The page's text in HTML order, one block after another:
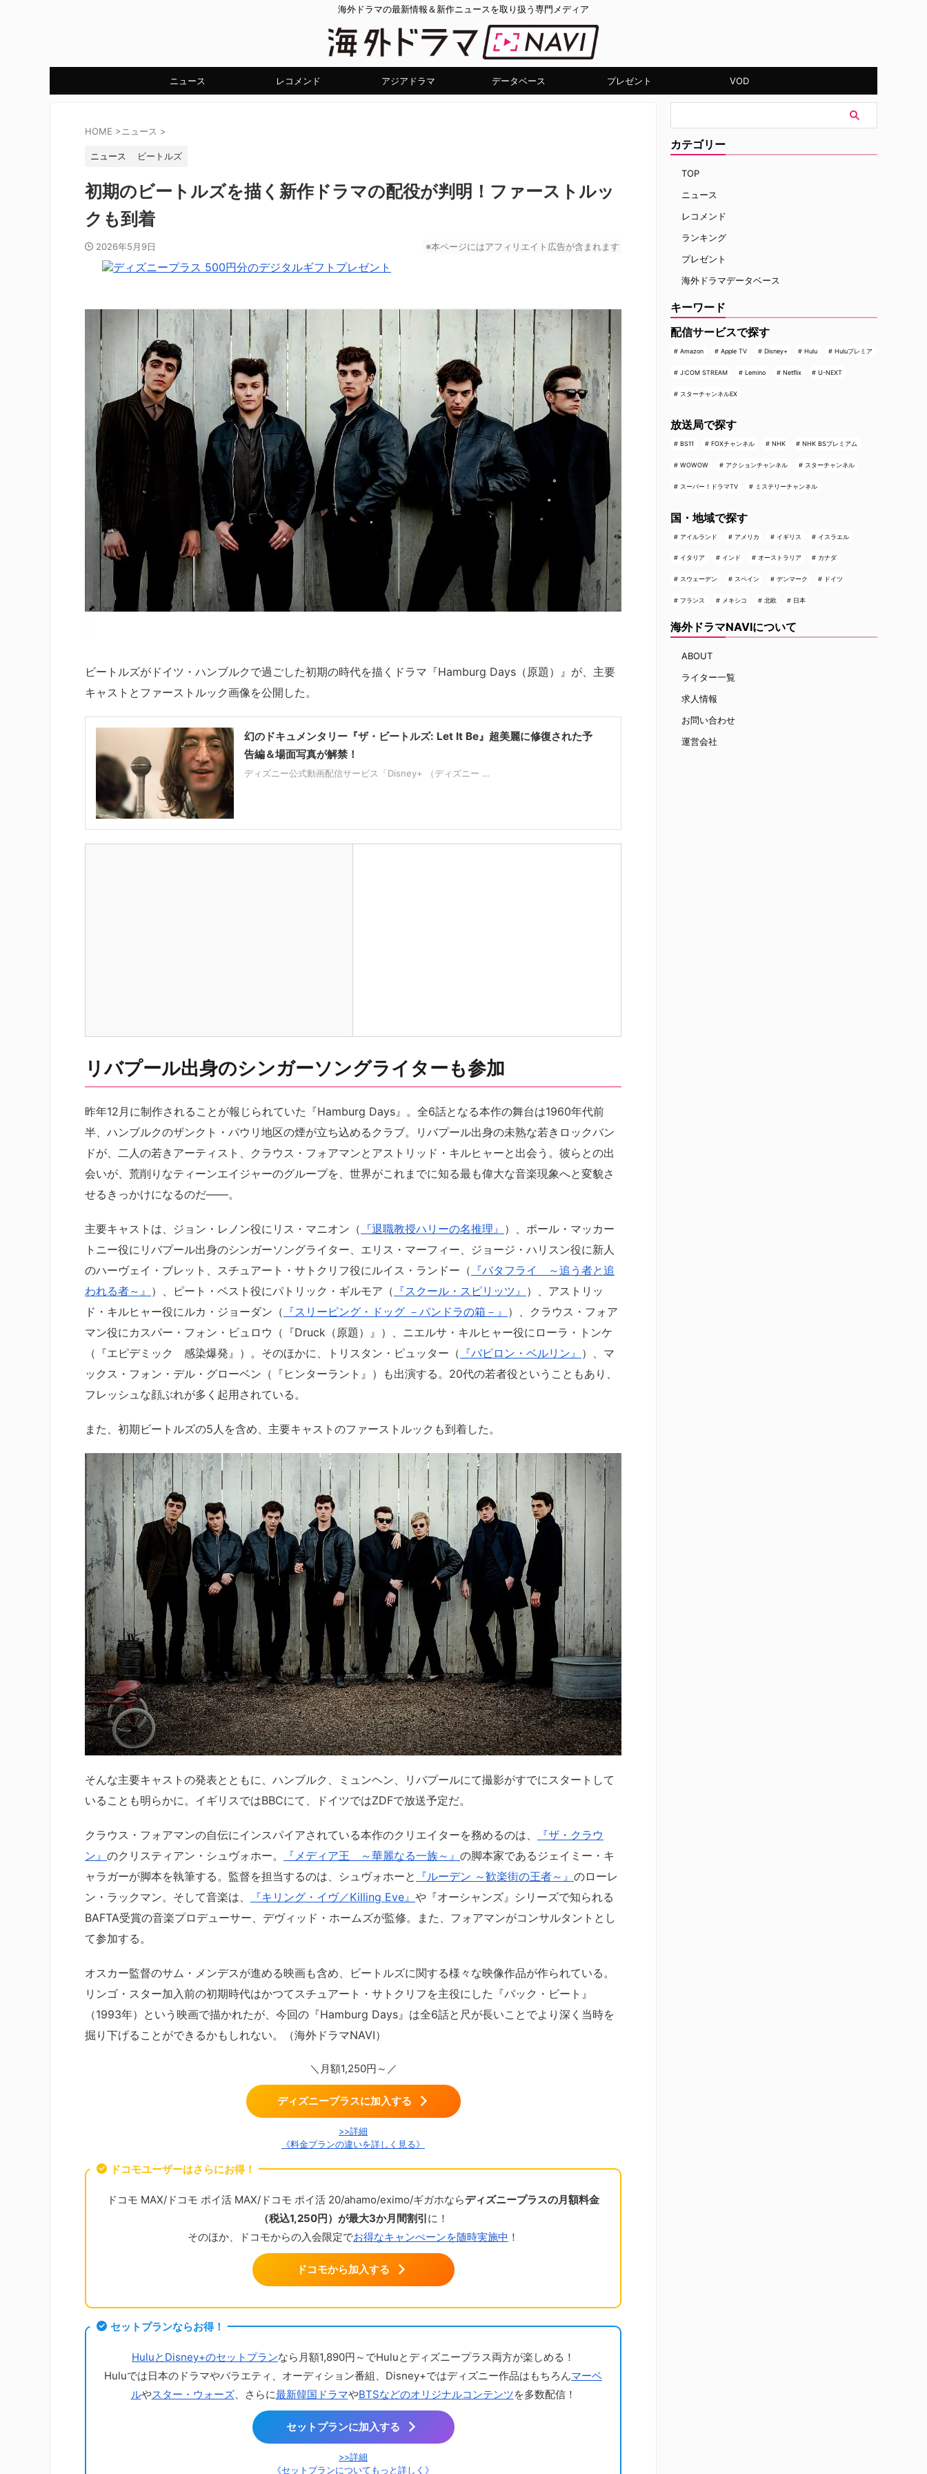
海外ドラマの最新情報＆新作ニュースを取り扱う専門メディア
ニュース レコメンド アジアドラマ データベース プレゼント VOD
HOME >ニュース >
ニュース ビートルズ
初期のビートルズを描く新作ドラマの配役が判明！ファーストルッ
クも到着
2026年5月9日 ※本ページにはアフィリエイト広告が含まれます
ビートルズがドイツ・ハンブルクで過ごした初期の時代を描くドラマ『Hamburg Days（原題）』が、主要
キャストとファーストルック画像を公開した。
幻のドキュメンタリー『ザ・ビートルズ: Let It Be』超美麗に修復された予
告編＆場面写真が解禁！
ディズニー公式動画配信サービス「Disney+ （ディズニー …
リバプール出身のシンガーソングライターも参加
昨年12月に制作されることが報じられていた『Hamburg Days』。全6話となる本作の舞台は1960年代前
半、ハンブルクのザンクト・パウリ地区の煙が立ち込めるクラブ。リバプール出身の未熟な若きロックバン
ドが、二人の若きアーティスト、クラウス・フォアマンとアストリッド・キルヒャーと出会う。彼らとの出
会いが、荒削りなティーンエイジャーのグループを、世界がこれまでに知る最も偉大な音楽現象へと変貌さ
せるきっかけになるのだ――。
主要キャストは、ジョン・レノン役にリス・マニオン（ 『退職教授ハリーの名推理』 ）、ポール・マッカー
トニー役にリバプール出身のシンガーソングライター、エリス・マーフィー、ジョージ・ハリスン役に新人
のハーヴェイ・ブレット、スチュアート・サトクリフ役にルイス・ランドー（ 『バタフライ ～追う者と追
われる者～』 ）、ピート・ベスト役にパトリック・ギルモア（ 『スクール・スピリッツ』 ）、アストリッ
ド・キルヒャー役にルカ・ジョーダン（ 『スリーピング・ドッグ －パンドラの箱－』 ）、クラウス・フォア
マン役にカスパー・フォン・ビュロウ（『Druck（原題）』）、ニエルサ・キルヒャー役にローラ・トンケ
（『エピデミック 感染爆発』）。そのほかに、トリスタン・ピュッター（ 『バビロン・ベルリン』 ）、マ
ックス・フォン・デル・グローベン（『ヒンターラント』）も出演する。20代の若者役ということもあり、
フレッシュな顔ぶれが多く起用されている。
また、初期ビートルズの5人を含め、主要キャストのファーストルックも到着した。
そんな主要キャストの発表とともに、ハンブルク、ミュンヘン、リバプールにて撮影がすでにスタートして
いることも明らかに。イギリスではBBCにて、ドイツではZDFで放送予定だ。
クラウス・フォアマンの自伝にインスパイアされている本作のクリエイターを務めるのは、
『ザ・クラウ
ン』 のクリスティアン・シュヴォホー。 『メディア王 ～華麗なる一族～』 の脚本家であるジェイミー・キ
ャラガーが脚本を執筆する。監督を担当するのは、シュヴォホーと 『ルーデン ～歓楽街の王者～』 のローレ
ン・ラックマン。そして音楽は、
『キリング・イヴ／Killing Eve』 や『オーシャンズ』シリーズで知られる
BAFTA受賞の音楽プロデューサー、デヴィッド・ホームズが監修。また、フォアマンがコンサルタントとし
て参加する。
オスカー監督のサム・メンデスが進める映画も含め、ビートルズに関する様々な映像作品が作られている。
リンゴ・スター加入前の初期時代はかつてスチュアート・サトクリフを主役にした『バック・ビート』
（1993年）という映画で描かれたが、今回の『Hamburg Days』は全6話と尺が長いことでより深く当時を
掘り下げることができるかもしれない。（海外ドラマNAVI）
＼月額1,250円～／
ディズニープラスに加入する
>>詳細
《料金プランの違いを詳しく見る》
ドコモユーザーはさらにお得！
ドコモ MAX/ドコモ ポイ活 MAX/ドコモ ポイ活 20/ahamo/eximo/ギガホならディズニープラスの月額料金
（税込1,250円）が最大3か月間割引に！
そのほか、ドコモからの入会限定でお得なキャンぺーンを随時実施中 ！
ドコモから加入する
セットプランならお得！
HuluとDisney+のセットプランなら月額1,890円～でHuluとディズニープラス両方が楽しめる！
Huluでは日本のドラマやバラエティ、オーディション番組、Disney+ではディズニー作品はもちろんマーベ
ルやスター・ウォーズ、さらに最新韓国ドラマやBTSなどのオリジナルコンテンツを多数配信！
セットプランに加入する
>>詳細
《セットプランについてもっと詳しく》
カテゴリー
TOP
ニュース
レコメンド
ランキング
プレゼント
海外ドラマデータベース
キーワード
配信サービスで探す
Amazon Apple TV Disney+ Hulu Huluプレミア
J:COM STREAM Lemino Netflix U-NEXT
スターチャンネルEX
放送局で探す
BS11 FOXチャンネル NHK NHK BSプレミアム
WOWOW アクションチャンネル スターチャンネル
スーパー！ドラマTV ミステリーチャンネル
国・地域で探す
アイルランド アメリカ イギリス イスラエル
イタリア インド オーストラリア カナダ
スウェーデン スペイン デンマーク ドイツ
フランス メキシコ 北欧 日本
海外ドラマNAVIについて
ABOUT
ライター一覧
求人情報
お問い合わせ
運営会社